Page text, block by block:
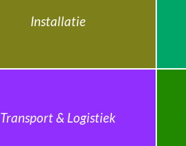
Installatie
Transport & Logistiek